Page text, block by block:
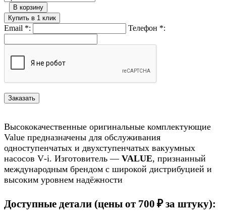
В корзину
Купить в 1 клик
Email *: Телефон *:
Высококачественные оригинальные комплектующие
Value предназначены для обслуживания
одноступенчатых и двухступенчатых вакуумных
насосов V‑i. Изготовитель — VALUE, признанный
международным брендом с широкой дистрибуцией и
высоким уровнем надёжности
Доступные детали (цены от 700 ₽ за штуку):